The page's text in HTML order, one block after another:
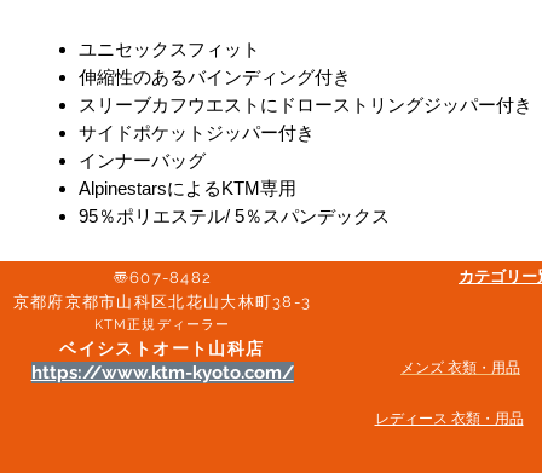
ユニセックスフィット
伸縮性のあるバインディング付き
スリーブカフウエストにドローストリングジッパー付き
サイドポケットジッパー付き
インナーバッグ
AlpinestarsによるKTM専用
95％ポリエステル/ 5％スパンデックス
〠607-8482
京都府京都市山科区北花山大林町38-3​
KTM正規ディーラー
ベイシストオート山科店
https://www.ktm-kyoto.com/
カテゴリ
メンズ 衣類・用品
​レディース 衣類・用品